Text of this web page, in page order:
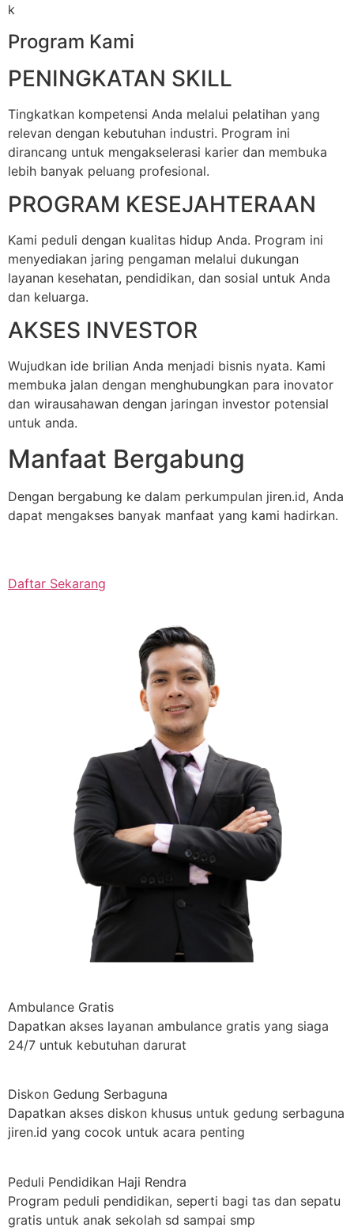
k
Program Kami
PENINGKATAN SKILL
Tingkatkan kompetensi Anda melalui pelatihan yang
relevan dengan kebutuhan industri. Program ini
dirancang untuk mengakselerasi karier dan membuka
lebih banyak peluang profesional.
PROGRAM KESEJAHTERAAN
Kami peduli dengan kualitas hidup Anda. Program ini
menyediakan jaring pengaman melalui dukungan
layanan kesehatan, pendidikan, dan sosial untuk Anda
dan keluarga.
AKSES INVESTOR
Wujudkan ide brilian Anda menjadi bisnis nyata. Kami
membuka jalan dengan menghubungkan para inovator
dan wirausahawan dengan jaringan investor potensial
untuk anda.
Manfaat Bergabung
Dengan bergabung ke dalam perkumpulan jiren.id, Anda
dapat mengakses banyak manfaat yang kami hadirkan.
Daftar Sekarang
Ambulance Gratis
Dapatkan akses layanan ambulance gratis yang siaga
24/7 untuk kebutuhan darurat
Diskon Gedung Serbaguna
Dapatkan akses diskon khusus untuk gedung serbaguna
jiren.id yang cocok untuk acara penting
Peduli Pendidikan Haji Rendra
Program peduli pendidikan, seperti bagi tas dan sepatu
gratis untuk anak sekolah sd sampai smp